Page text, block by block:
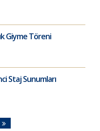
Giyme Töreni
Staj Sunumları